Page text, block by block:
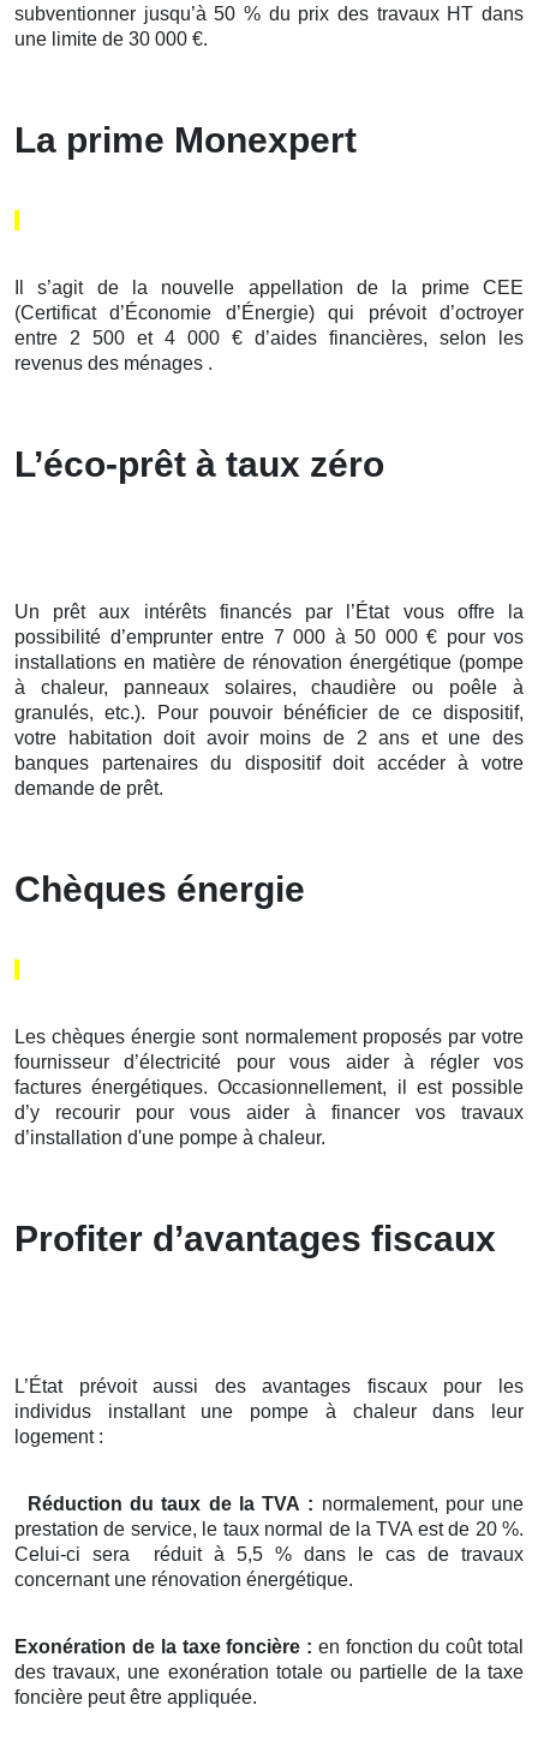
subventionner jusqu’à 50 % du prix des travaux HT dans
une limite de 30 000 €.
La prime Monexpert
Il s’agit de la nouvelle appellation de la prime CEE
(Certificat d’Économie d’Énergie) qui prévoit d’octroyer
entre 2 500 et 4 000 € d’aides financières, selon les
revenus des ménages .
L’éco-prêt à taux zéro
Un prêt aux intérêts financés par l’État vous offre la
possibilité d’emprunter entre 7 000 à 50 000 € pour vos
installations en matière de rénovation énergétique (pompe
à chaleur, panneaux solaires, chaudière ou poêle à
granulés, etc.). Pour pouvoir bénéficier de ce dispositif,
votre habitation doit avoir moins de 2 ans et une des
banques partenaires du dispositif doit accéder à votre
demande de prêt.
Chèques énergie
Les chèques énergie sont normalement proposés par votre
fournisseur d’électricité pour vous aider à régler vos
factures énergétiques. Occasionnellement, il est possible
d’y recourir pour vous aider à financer vos travaux
d’installation d'une pompe à chaleur.
Profiter d’avantages fiscaux
L’État prévoit aussi des avantages fiscaux pour les
individus installant une pompe à chaleur dans leur
logement :
Réduction du taux de la TVA : normalement, pour une
prestation de service, le taux normal de la TVA est de 20 %.
Celui-ci sera réduit à 5,5 % dans le cas de travaux
concernant une rénovation énergétique.
Exonération de la taxe foncière : en fonction du coût total
des travaux, une exonération totale ou partielle de la taxe
foncière peut être appliquée.